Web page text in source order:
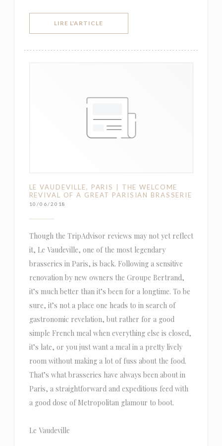
LIRE L'ARTICLE
LE VAUDEVILLE, PARIS | THE WELCOME
REVIVAL OF A GREAT PARISIAN BRASSERIE
10/06/2018
Though the TripAdvisor reviews may not yet reflect
it, Le Vaudeville, one of the most legendary
brasseries in Paris, is back. Following a sensitive
renovation by new owners the Groupe Bertrand,
it’s much better than it’s been for a longtime. To be
sure, it’s not a place one heads to in search of
gastronomic revelation, but rather for a good
simple French meal when everything else is closed,
it’s late, or you just want a meal in a pretty lively
room without making a lot of fuss about the food.
That’s what brasseries have always been about in
Paris, a straightforward and expeditious feed with
a good dose of Metropolitan glamour to boot.
Le Vaudeville